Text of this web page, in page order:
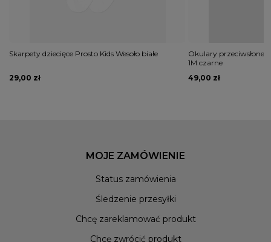
Skarpety dziecięce Prosto Kids Wesoło białe
29,00 zł
Okulary
1M czarne
49,00 zł
MOJE ZAMÓWIENIE
Status zamówienia
Śledzenie przesyłki
Chcę zareklamować produkt
Chcę zwrócić produkt